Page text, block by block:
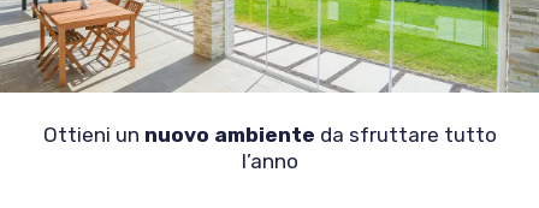
Ottieni un nuovo ambiente da sfruttare tutto
l’anno